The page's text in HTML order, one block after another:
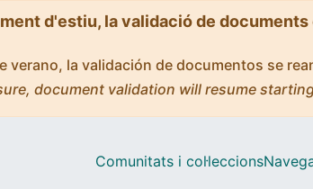
d'estiu, la validació de
verano, la validación de documentos se
document validation will resume
Comunitats i col·leccions